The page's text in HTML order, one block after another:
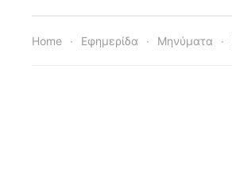
Home Εφημερίδα Μηνύματα